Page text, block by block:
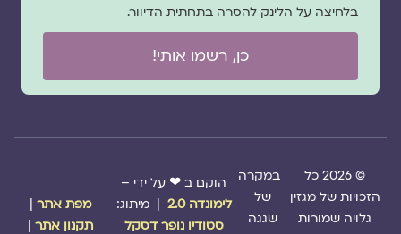
בלחיצה על הלינק להסרה בתחתית הדיוור.
כן, רשמו אותי!
© 2026 כל
הזכויות של מגזין
גלויה שמורות
במקרה
של
שגגה
הוקם ב ❤ על ידי –
לימונדה 2.0
| מיתוג:
סטודיו נופר דסקל
מפת אתר|
תקנון אתר|